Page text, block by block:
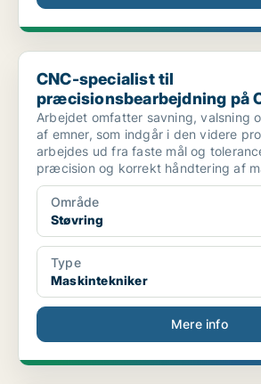
CNC-specialist til
CNC-specialist til
præcisionsbearbejdning på
Arbejdet omfatter savning, valsning
af emner, som indgår i den videre
arbejdes ud fra faste mål og
præcision og korrekt håndtering af
Område
Støvring
Type
Maskintekniker
Mere info